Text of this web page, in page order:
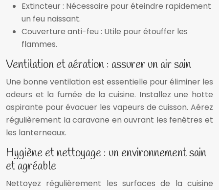
Extincteur : Nécessaire pour éteindre rapidement
un feu naissant.
Couverture anti-feu : Utile pour étouffer les
flammes.
Ventilation et aération : assurer un air sain
Une bonne ventilation est essentielle pour éliminer les
odeurs et la fumée de la cuisine. Installez une hotte
aspirante pour évacuer les vapeurs de cuisson. Aérez
régulièrement la caravane en ouvrant les fenêtres et
les lanterneaux.
Hygiène et nettoyage : un environnement sain
et agréable
Nettoyez régulièrement les surfaces de la cuisine